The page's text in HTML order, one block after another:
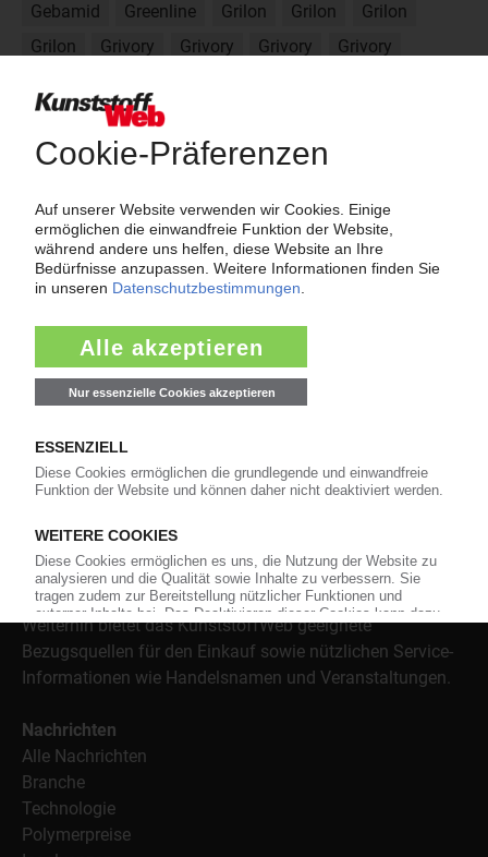
Gebamid
Greenline Grilon Grilon
Grilon
Grilon
Grivory Grivory Grivory
Grivory
Domamid
Domamid
Econamid
Econamid Econyl Econyl
Über das KunststoffWeb
versorgt das KunststoffWeb bereits seit 1996 die Fach-
und Führungskräfte der Branche mit täglichen
Nachrichten rund um das Thema "Kunststoffe". Im Fokus
Kunststoffe sowie Märkte, Unternehmen, Produkte,
Material, Anwendungen und Verpackungen.
Weiterhin bietet das KunststoffWeb geeignete
Bezugsquellen für den Einkauf sowie nützlichen Service-
Informationen wie Handelsnamen und Veranstaltungen.
Nachrichten
Alle Nachrichten
Branche
Technologie
Polymerpreise